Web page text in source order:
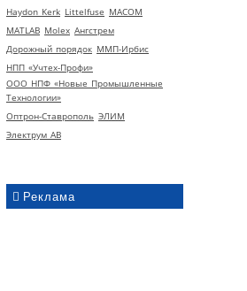
Haydon Kerk Littelfuse MACOM
MATLAB Molex Ангстрем
Дорожный порядок ММП-Ирбис
НПП «Учтех-Профи»
ООО НПФ «Новые Промышленные
Технологии»
Оптрон-Ставрополь ЭЛИМ
Электрум АВ
Реклама